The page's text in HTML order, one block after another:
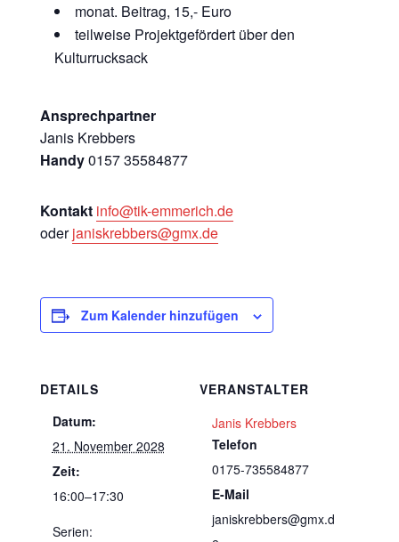
monat. Beitrag, 15,- Euro
teilweise Projektgefördert über den
Kulturrucksack
Ansprechpartner
Janis Krebbers
Handy0157 35584877
Kontakt info@tik-emmerich.de
oderjaniskrebbers@gmx.de
Zum Kalender hinzufügen
DETAILS
Datum:
21. November 2028
Zeit:
16:00–17:30
Serien:
VERANSTALTER
Janis Krebbers
Telefon
0175-735584877
E-Mail
janiskrebbers@gmx.d